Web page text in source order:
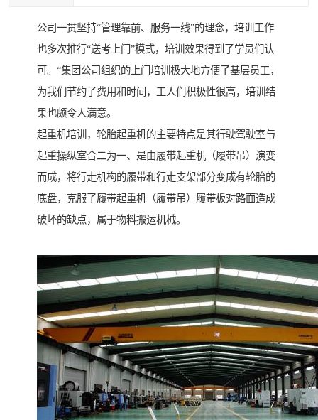
公司一贯坚持“管理靠前、服务一线”的理念，培训工作
也多次推行“送考上门”模式，培训效果得到了学员们认
可。“集团公司组织的上门培训极大地方便了基层员工，
为我们节约了费用和时间，工人们积极性很高，培训结
果也颇令人满意。
起重机培训，轮胎起重机的主要特点是其行驶驾驶室与
起重操纵室合二为一、是由履带起重机（履带吊）演变
而成，将行走机构的履带和行走支架部分变成有轮胎的
底盘，克服了履带起重机（履带吊）履带板对路面造成
破坏的缺点，属于物料搬运机械。